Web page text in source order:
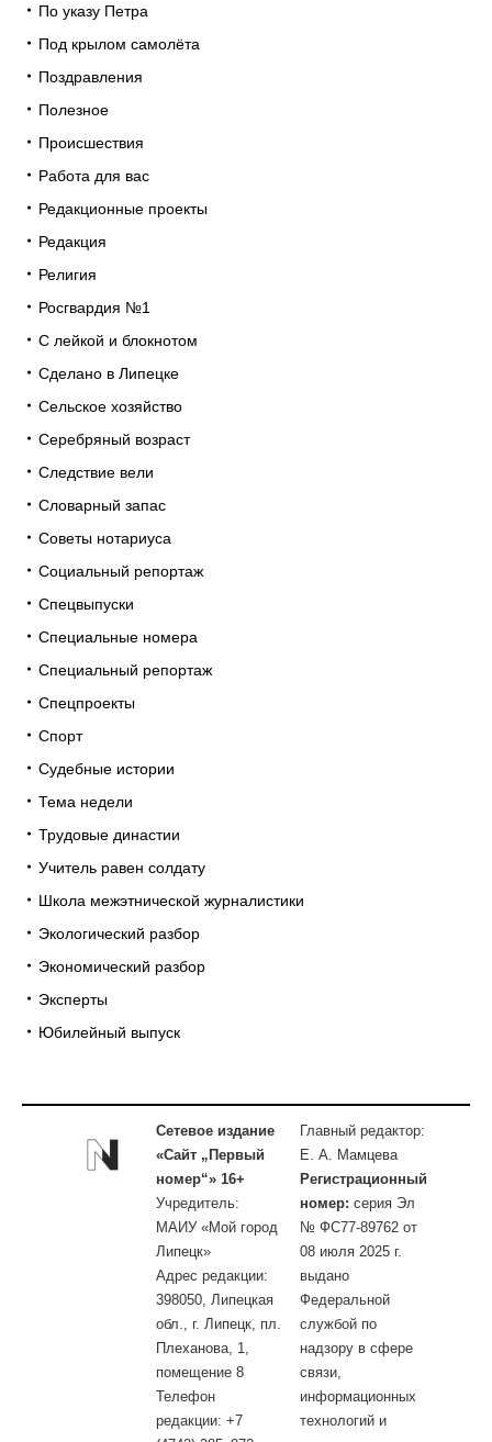
По указу Петра
Под крылом самолёта
Поздравления
Полезное
Происшествия
Работа для вас
Редакционные проекты
Редакция
Религия
Росгвардия №1
С лейкой и блокнотом
Сделано в Липецке
Сельское хозяйство
Серебряный возраст
Следствие вели
Словарный запас
Советы нотариуса
Социальный репортаж
Спецвыпуски
Специальные номера
Специальный репортаж
Спецпроекты
Спорт
Судебные истории
Тема недели
Трудовые династии
Учитель равен солдату
Школа межэтнической журналистики
Экологический разбор
Экономический разбор
Эксперты
Юбилейный выпуск
Сетевое издание
«Сайт „Первый
номер“» 16+
Учредитель:
МАИУ «Мой город
Липецк»
Адрес редакции:
398050, Липецкая
обл., г. Липецк, пл.
Плеханова, 1,
помещение 8
Телефон
редакции: +7
Главный редактор:
Е. А. Мамцева
Регистрационный
номер: серия Эл
№ ФС77-89762 от
08 июля 2025 г.
выдано
Федеральной
службой по
надзору в сфере
связи,
информационных
технологий и